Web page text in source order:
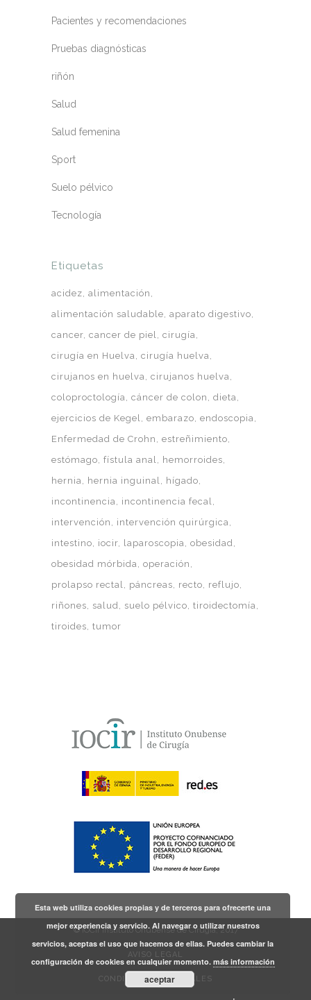
Pacientes y recomendaciones
Pruebas diagnósticas
riñón
Salud
Salud femenina
Sport
Suelo pélvico
Tecnología
Etiquetas
acidez alimentación
alimentación saludable aparato digestivo
cancer cancer de piel cirugía
cirugía en Huelva cirugía huelva
cirujanos en huelva cirujanos huelva
coloproctología cáncer de colon
dieta
ejercicios de Kegel embarazo endoscopia
Enfermedad de Crohn
estreñimiento
estómago fístula anal
hemorroides
hernia
hernia inguinal
hígado
incontinencia
incontinencia fecal
intervención
intervención quirúrgica
intestino
iocir laparoscopia obesidad
obesidad mórbida operación
prolapso rectal
páncreas recto
reflujo
riñones
salud suelo pélvico tiroidectomía
tiroides tumor
© IOCir Instituto Onubense de Cirugía, 2017
AVISO LEGAL
CONDICIONES GENERALES
Esta web utiliza cookies propias y de terceros para ofrecerte una
mejor experiencia y servicio. Al navegar o utilizar nuestros
servicios, aceptas el uso que hacemos de ellas. Puedes cambiar la
configuración de cookies en cualquier momento. más información
aceptar